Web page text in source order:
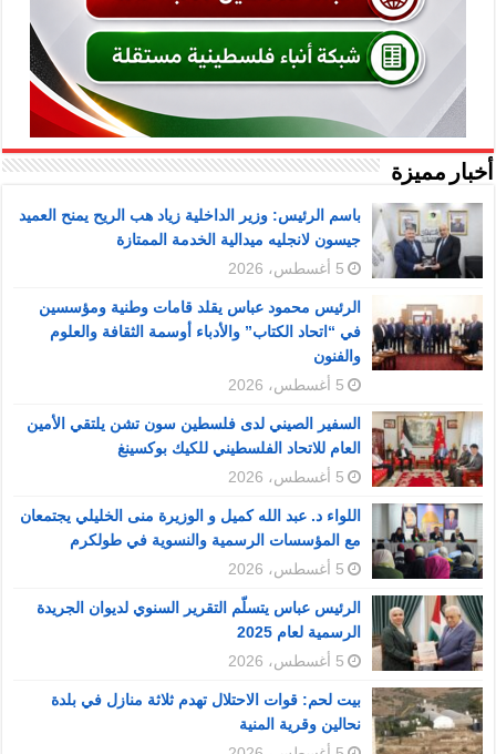
أخبار مميزة
باسم الرئيس: وزير الداخلية زياد هب الريح يمنح العميد
جيسون لانجليه ميدالية الخدمة الممتازة
5 أغسطس، 2026
الرئيس محمود عباس يقلد قامات وطنية ومؤسسين
في “اتحاد الكتاب” والأدباء أوسمة الثقافة والعلوم
والفنون
5 أغسطس، 2026
السفير الصيني لدى فلسطين سون تشن يلتقي الأمين
العام للاتحاد الفلسطيني للكيك بوكسينغ
5 أغسطس، 2026
اللواء د. عبد الله كميل و الوزيرة منى الخليلي يجتمعان
مع المؤسسات الرسمية والنسوية في طولكرم
5 أغسطس، 2026
الرئيس عباس يتسلّم التقرير السنوي لديوان الجريدة
الرسمية لعام 2025
5 أغسطس، 2026
بيت لحم: قوات الاحتلال تهدم ثلاثة منازل في بلدة
نحالين وقرية المنية